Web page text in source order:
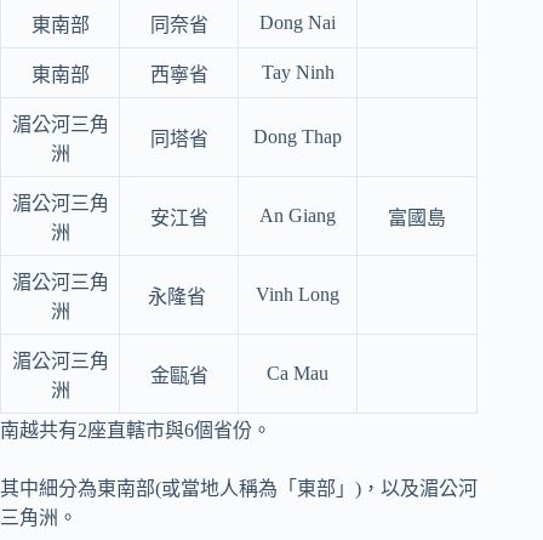
東南部 同奈省 Dong Nai
東南部 西寧省 Tay Ninh
湄公河三角
洲
同塔省 Dong Thap
湄公河三角
洲
安江省 An Giang 富國島
湄公河三角
洲
永隆省 Vinh Long
湄公河三角
洲
金甌省 Ca Mau
南越共有2座直轄市與6個省份。
其中細分為東南部(或當地人稱為「東部」)，以及湄公河
三角洲。